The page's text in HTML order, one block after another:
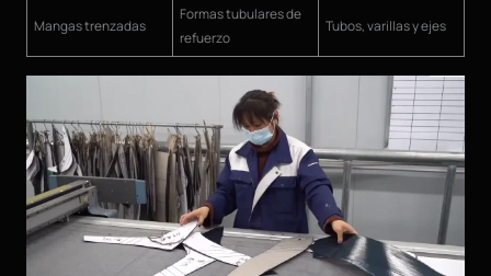
Mangas trenzadas
Formas tubulares de
refuerzo
Tubos, varillas y ejes